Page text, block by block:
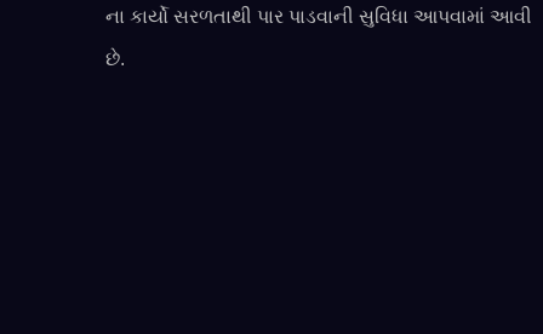
ના કાર્યો સરળતાથી પાર પાડવાની સુવિધા આપવામાં આવી
છે.